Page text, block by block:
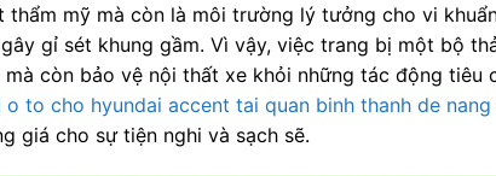
thẩm mỹ mà còn là môi trường lý tưởng cho vi
gỉ sét khung gầm. Vì vậy, việc trang bị một bộ
còn bảo vệ nội thất xe khỏi những tác động
to cho hyundai accent tai quan binh thanh de
giá cho sự tiện nghi và sạch sẽ.